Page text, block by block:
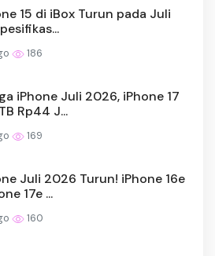
15 di iBox Turun pada Juli
186
iPhone Juli 2026, iPhone 17
Rp44 J...
169
Juli 2026 Turun! iPhone 16e
17e ...
160